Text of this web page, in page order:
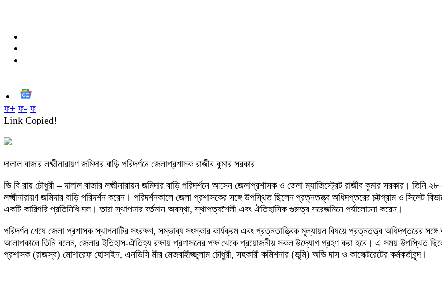
ফ+ ফ- ফ
Link Copied!
দালাল বাজার লক্ষ্মীনারায়ণ জমিদার বাড়ি পরিদর্শনে জেলাপ্রশাসক রাজীব কুমার সরকার
ভি বি রায় চৌধুরী – দালাল বাজার লক্ষ্মীনারায়ন জমিদার বাড়ি পরিদর্শনে আসেন জেলাপ্রশাসক ও জেলা ম্যাজিস্ট্রেট রাজীব কুমার সরকার। তিনি
লক্ষ্মীনারায়ণ জমিদার বাড়ি পরিদর্শন করেন। পরিদর্শনকালে জেলা প্রশাসকের সঙ্গেউপস্থিত ছিলেন প্রত্নতত্ত্ব অধিদপ্তরের চট্টগ্রাম ও সিলেট
একটি কারিগরি প্রতিনিধি দল। তারা স্থাপনার বর্তমান অবস্থা, স্থাপত্যশৈলী এবং ঐতিহাসিক গুরুত্ব সরেজমিনে পর্যালোচনা করেন।
পরিদর্শন শেষে জেলা প্রশাসক স্থাপনাটির সংরক্ষণ, সম্ভাব্য সংস্কার কার্যক্রম এবং প্রত্নতাত্ত্বিক মূল্যায়ন বিষয়ে প্রত্নতত্ত্ব অধিদপ্তরের
আলাপকালে তিনি বলেন, জেলার ইতিহাস-ঐতিহ্য রক্ষায় প্রশাসনের পক্ষ থেকে প্রয়োজনীয় সকল উদ্যোগ গ্রহণ করা হবে। এ সময় উপস্থিত
প্রশাসক (রাজস্ব) মোশারেফ হোসাইন, এনডিসি মীর মেজবাহীজ্জুলাম চৌধুরী, সহকারী কমিশনার (ভূমি) অভি দাস ও কালেক্টরেটের কর্মকর্তাবৃন্দ।